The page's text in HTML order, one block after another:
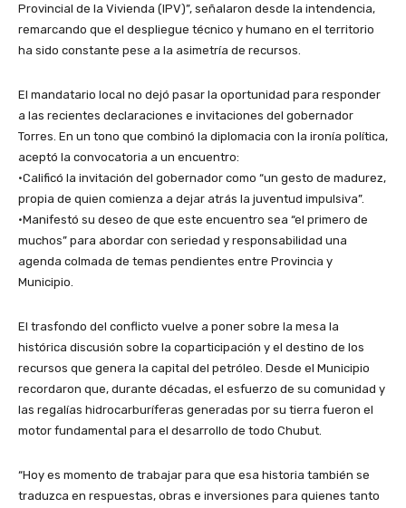
Provincial de la Vivienda (IPV)”, señalaron desde la intendencia,
remarcando que el despliegue técnico y humano en el territorio
ha sido constante pese a la asimetría de recursos.
El mandatario local no dejó pasar la oportunidad para responder
a las recientes declaraciones e invitaciones del gobernador
Torres. En un tono que combinó la diplomacia con la ironía política,
aceptó la convocatoria a un encuentro:
•Calificó la invitación del gobernador como “un gesto de madurez,
propia de quien comienza a dejar atrás la juventud impulsiva”.
•Manifestó su deseo de que este encuentro sea “el primero de
muchos” para abordar con seriedad y responsabilidad una
agenda colmada de temas pendientes entre Provincia y
Municipio.
El trasfondo del conflicto vuelve a poner sobre la mesa la
histórica discusión sobre la coparticipación y el destino de los
recursos que genera la capital del petróleo. Desde el Municipio
recordaron que, durante décadas, el esfuerzo de su comunidad y
las regalías hidrocarburíferas generadas por su tierra fueron el
motor fundamental para el desarrollo de todo Chubut.
“Hoy es momento de trabajar para que esa historia también se
traduzca en respuestas, obras e inversiones para quienes tanto